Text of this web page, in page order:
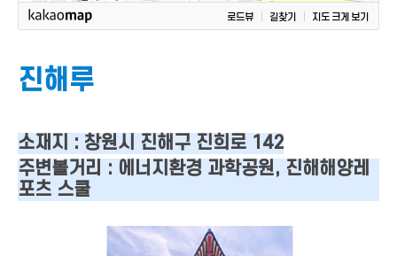
로드뷰 길찾기 지도 크게 보기
진해루
소재지 : 창원시 진해구 진희로 142
주변볼거리 : 에너지환경 과학공원, 진해해양레
포츠 스쿨